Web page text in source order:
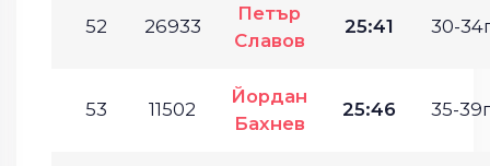
52 26933
Петър
Славов
25:41 30-
53 11502
Йордан
Бахнев
25:46 35-